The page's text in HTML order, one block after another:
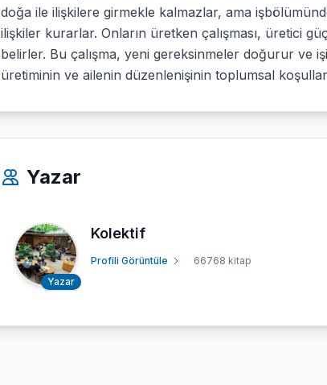
doğa ile ilişkilere girmekle kalmazlar, ama
ilişkiler kurarlar. Onların üretken çalışması, üretici
belirler. Bu çalışma, yeni gereksinmeler doğurur ve
üretiminin ve ailenin düzenlenişinin toplumsal
Yazar
Yazar
Kolektif
Profili Görüntüle 66768 kitap